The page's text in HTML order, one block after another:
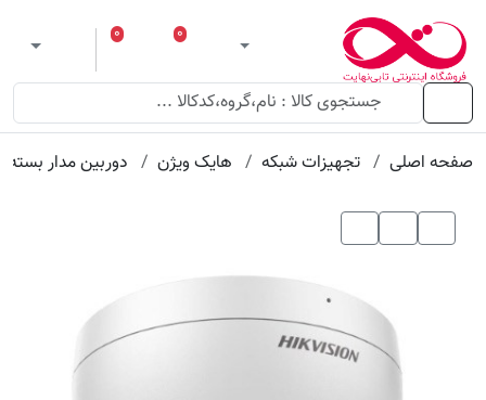
ورود لیست مورد علاقه
۰
سبد خرید
۰
منو
صفحه اصلی
تجهیزات شبکه هایک ویژن دوربین مدار
ویژگی
ویژگی